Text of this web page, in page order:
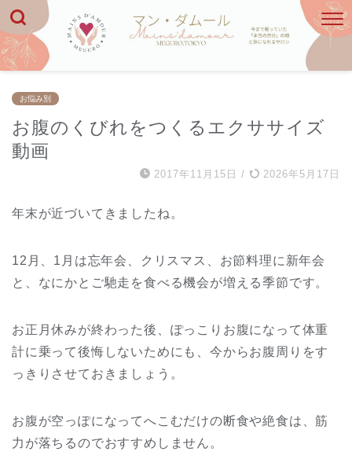
お悩み別
お腹のくびれをつくるエクササイズ
動画
2017年11月15日 / 2026年5月17日
年末が近づいてきましたね。
12月、1月は忘年会、クリスマス、お節料理に新年会
と、なにかとご馳走を食べる機会が増える季節です。
お正月休みが終わった後、ぽっこりお腹になって体重
計に乗って後悔しないためにも、今からお腹周りをす
っきりさせておきましょう。
お腹が空っぽになってへこむだけの断食や絶食は、筋
力が落ちるのでおすすめしません。